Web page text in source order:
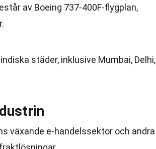
av Boeing 737-400F-flygplan,
städer, inklusive Mumbai, Delhi,
växande e-handelssektor och andra